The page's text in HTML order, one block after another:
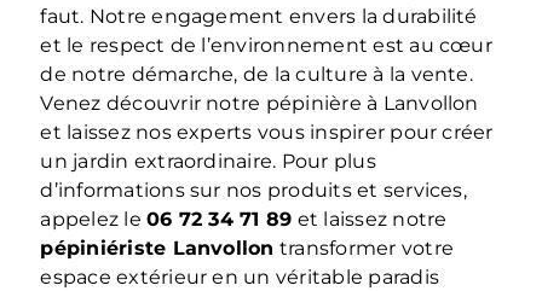
faut. Notre engagement envers la durabilité
et le respect de l’environnement est au cœur
de notre démarche, de la culture à la vente.
Venez découvrir notre pépinière à Lanvollon
et laissez nos experts vous inspirer pour créer
un jardin extraordinaire. Pour plus
d’informations sur nos produits et services,
appelez le06 72 34 71 89 et laissez notre
pépiniériste Lanvollon transformer votre
espace extérieur en un véritable paradis